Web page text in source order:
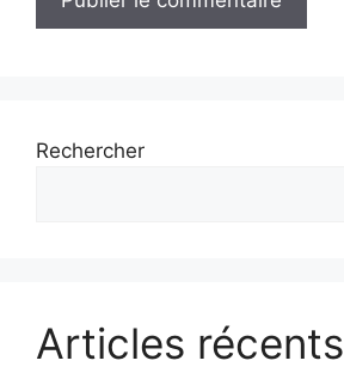
Rechercher
Articles récents